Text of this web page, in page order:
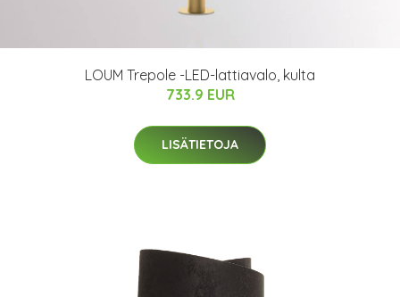
LOUM Trepole -LED-lattiavalo, kulta
733.9 EUR
LISÄTIETOJA